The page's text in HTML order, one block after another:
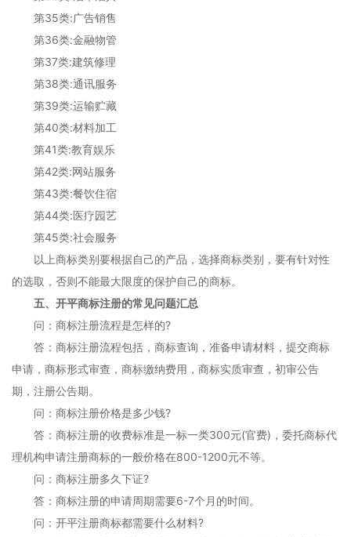
第35类:广告销售
第36类:金融物管
第37类:建筑修理
第38类:通讯服务
第39类:运输贮藏
第40类:材料加工
第41类:教育娱乐
第42类:网站服务
第43类:餐饮住宿
第44类:医疗园艺
第45类:社会服务
以上商标类别要根据自己的产品，选择商标类别，要有针对性
的选取，否则不能最大限度的保护自己的商标。
五、开平商标注册的常见问题汇总
问：商标注册流程是怎样的?
答：商标注册流程包括，商标查询，准备申请材料，提交商标
申请，商标形式审查，商标缴纳费用，商标实质审查，初审公告
期，注册公告期。
问：商标注册价格是多少钱?
答：商标注册的收费标准是一标一类300元(官费)，委托商标代
理机构申请注册商标的一般价格在800-1200元不等。
问：商标注册多久下证?
答：商标注册的申请周期需要6-7个月的时间。
问：开平注册商标都需要什么材料?